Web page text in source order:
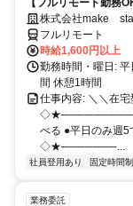
スキルアップ
株式会社make
フルリモート
時給1,600円以上
勤務時間・曜日:
間 休憩1時間
仕事内容: ＼＼在
べる ●平日のみ週
◇★───────...
社員登用あり 固定時間制
業務委託